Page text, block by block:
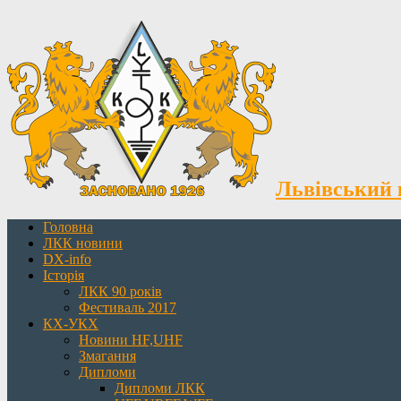
Львівський
Головна
ЛКК новини
DX-info
Історія
ЛКК 90 років
Фестиваль 2017
КХ-УКХ
Новини HF,UHF
Змагання
Дипломи
Дипломи ЛКК